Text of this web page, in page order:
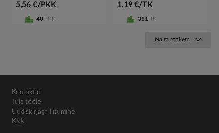
5,56 €/PKK
40 PKK
1,19 €/TK
351 TK
Näita rohkem
Kontaktid
Tule tööle
Uudiskirjaga liitumine
KKK